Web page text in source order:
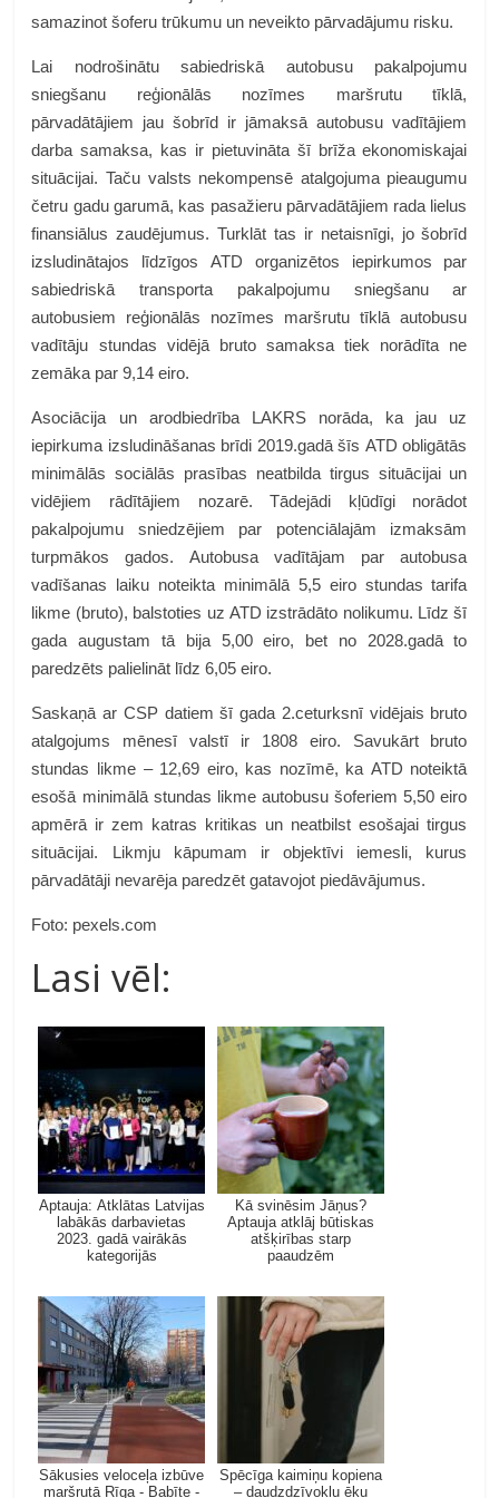
samazinot šoferu trūkumu un neveikto pārvadājumu risku.
Lai nodrošinātu sabiedriskā autobusu pakalpojumu
sniegšanu reģionālās nozīmes maršrutu tīklā,
pārvadātājiem jau šobrīd ir jāmaksā autobusu vadītājiem
darba samaksa, kas ir pietuvināta šī brīža ekonomiskajai
situācijai. Taču valsts nekompensē atalgojuma pieaugumu
četru gadu garumā, kas pasažieru pārvadātājiem rada lielus
finansiālus zaudējumus. Turklāt tas ir netaisnīgi, jo šobrīd
izsludinātajos līdzīgos ATD organizētos iepirkumos par
sabiedriskā transporta pakalpojumu sniegšanu ar
autobusiem reģionālās nozīmes maršrutu tīklā autobusu
vadītāju stundas vidējā bruto samaksa tiek norādīta ne
zemāka par 9,14 eiro.
Asociācija un arodbiedrība LAKRS norāda, ka jau uz
iepirkuma izsludināšanas brīdi 2019.gadā šīs ATD obligātās
minimālās sociālās prasības neatbilda tirgus situācijai un
vidējiem rādītājiem nozarē. Tādejādi kļūdīgi norādot
pakalpojumu sniedzējiem par potenciālajām izmaksām
turpmākos gados. Autobusa vadītājam par autobusa
vadīšanas laiku noteikta minimālā 5,5 eiro stundas tarifa
likme (bruto), balstoties uz ATD izstrādāto nolikumu. Līdz šī
gada augustam tā bija 5,00 eiro, bet no 2028.gadā to
paredzēts palielināt līdz 6,05 eiro.
Saskaņā ar CSP datiem šī gada 2.ceturksnī vidējais bruto
atalgojums mēnesī valstī ir 1808 eiro. Savukārt bruto
stundas likme – 12,69 eiro, kas nozīmē, ka ATD noteiktā
esošā minimālā stundas likme autobusu šoferiem 5,50 eiro
apmērā ir zem katras kritikas un neatbilst esošajai tirgus
situācijai. Likmju kāpumam ir objektīvi iemesli, kurus
pārvadātāji nevarēja paredzēt gatavojot piedāvājumus.
Foto: pexels.com
Lasi vēl:
Aptauja: Atklātas Latvijas
labākās darbavietas
2023. gadā vairākās
kategorijās
Kā svinēsim Jāņus?
Aptauja atklāj būtiskas
atšķirības starp
paaudzēm
Sākusies veloceļa izbūve
maršrutā Rīga - Babīte -
Spēcīga kaimiņu kopiena
– daudzdzīvokļu ēku